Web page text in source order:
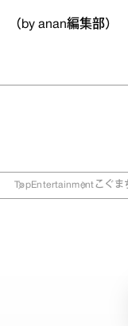
（by anan編集部）
TopEntertainmentこぐま